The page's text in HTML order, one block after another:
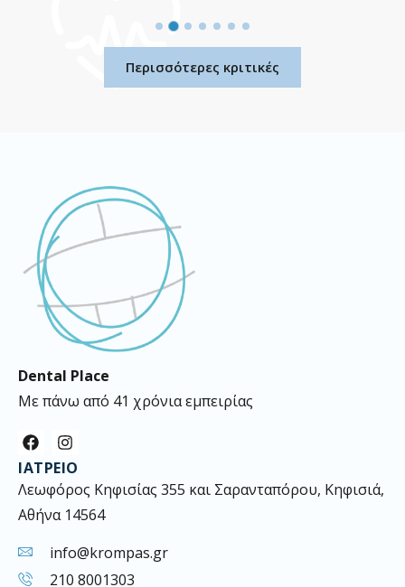
Περισσότερες κριτικές
Dental Place
Με πάνω από 41 χρόνια εμπειρίας
F
a
c
e
b
o
k
I
n
s
t
a
g
a
ΙΑΤΡΕΊΟ
Λεωφόρος Κηφισίας 355 και Σαρανταπόρου, Κηφισιά,
Αθήνα 14564
info@krompas.gr
210 8001303